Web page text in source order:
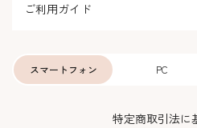
ご利用ガイド
PC
スマートフォン
特定商取引法に